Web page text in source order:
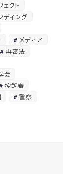
ェクト
ディング
メディア
再審法
会
控訴審
警察